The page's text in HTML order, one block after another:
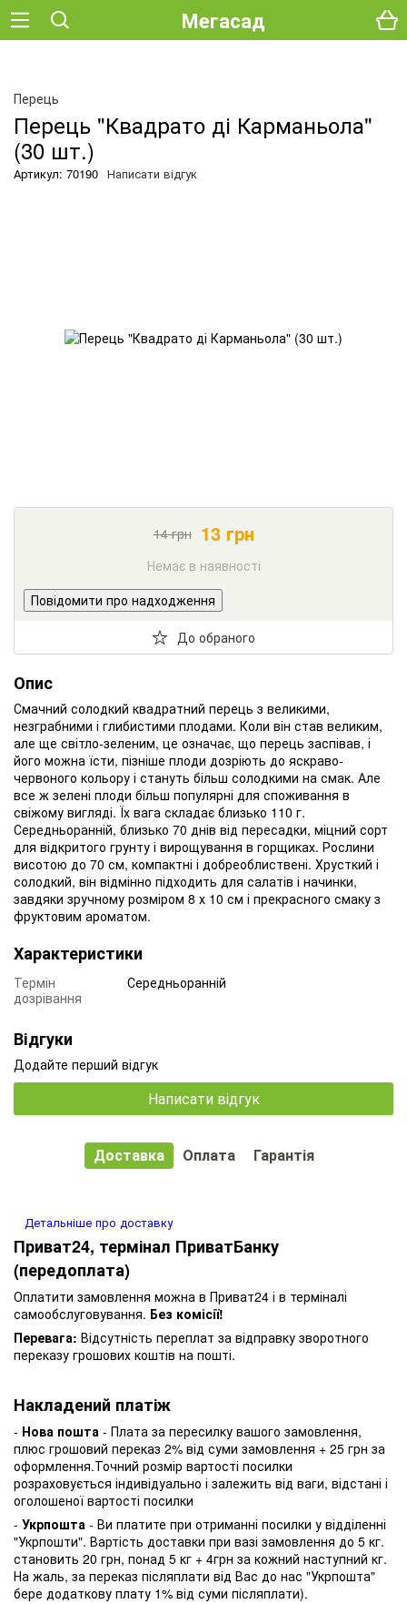
Мегасад
Перець
Перець "Квадрато ді Карманьола"
(30 шт.)
Артикул: 70190 Написати відгук
14грн 13грн
Немає в наявності
Повідомити про надходження
До обраного
Опис
Смачний солодкий квадратний перець з великими,
незграбними і глибистими плодами. Коли він став великим,
але ще світло-зеленим, це означає, що перець заспівав, і
його можна їсти, пізніше плоди дозріють до яскраво-
червоного кольору і стануть більш солодкими на смак. Але
все ж зелені плоди більш популярні для споживання в
свіжому вигляді. Їх вага складає близько 110 г.
Середньоранній, близько 70 днів від пересадки, міцний сорт
для відкритого грунту і вирощування в горщиках. Рослини
висотою до 70 см, компактні і добреоблиствені. Хрусткий і
солодкий, він відмінно підходить для салатів і начинки,
завдяки зручному розміром 8 х 10 см і прекрасного смаку з
фруктовим ароматом.
Характеристики
Термін
дозрівання
Середньоранній
Відгуки
Додайте перший відгук
Написати відгук
Доставка Оплата Гарантія
Детальніше про доставку
Приват24, термінал ПриватБанку
(передоплата)
Оплатити замовлення можна в Приват24 і в терміналі
самообслуговування. Без комісії!
Перевага: Відсутність переплат за відправку зворотного
переказу грошових коштів на пошті.
Накладений платіж
- Нова пошта - Плата за пересилку вашого замовлення,
плюс грошовий переказ 2% від суми замовлення + 25 грн за
оформлення.Точний розмір вартості посилки
розраховується індивідуально і залежить від ваги, відстані і
оголошеної вартості посилки
- Укрпошта - Ви платите при отриманні посилки у відділенні
"Укрпошти". Вартість доставки при вазі замовлення до 5 кг.
становить 20 грн, понад 5 кг + 4грн за кожний наступний кг.
На жаль, за переказ післяплати від Вас до нас "Укрпошта"
бере додаткову плату 1% від суми післяплати).